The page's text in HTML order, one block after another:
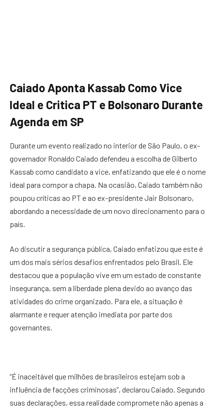
Caiado Aponta Kassab Como Vice
Ideal e Critica PT e Bolsonaro Durante
Agenda em SP
Durante um evento realizado no interior de São Paulo, o ex-
governador Ronaldo Caiado defendeu a escolha de Gilberto
Kassab como candidato a vice, enfatizando que ele é o nome
ideal para compor a chapa. Na ocasião, Caiado também não
poupou críticas ao PT e ao ex-presidente Jair Bolsonaro,
abordando a necessidade de um novo direcionamento para o
país.
Ao discutir a segurança pública, Caiado enfatizou que este é
um dos mais sérios desafios enfrentados pelo Brasil. Ele
destacou que a população vive em um estado de constante
insegurança, sem a liberdade plena devido ao avanço das
atividades do crime organizado. Para ele, a situação é
alarmante e requer atenção imediata por parte dos
governantes.
“É inaceitável que milhões de brasileiros estejam sob a
influência de facções criminosas”, declarou Caiado. Segundo
suas declarações, essa realidade compromete não apenas a